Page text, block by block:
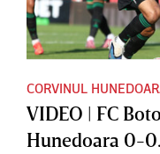
CORVINUL
VIDEO | FC
Hunedoara 0-